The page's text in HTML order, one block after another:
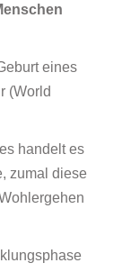
eines
(World
handelt es
zumal diese